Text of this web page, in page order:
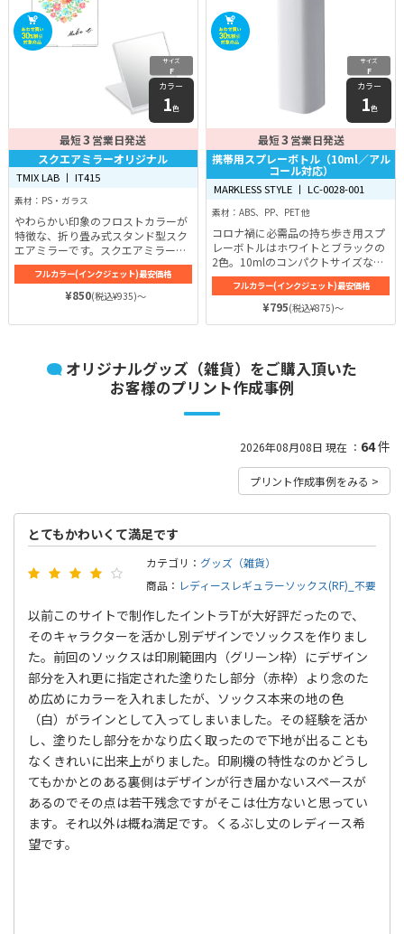
サイズ
F
カラー
1色
最短3 営業日発送
スクエアミラーオリジナル
TMIX LAB 丨 IT415
素材：PS・ガラス
やわらかい印象のフロストカラーが
特徴な、折り畳み式スタンド型スク
エアミラーです。スクエアミラーオ
リジナルのサイズ（折り畳み時）は
幅約92mm、高さ約115mm。カラ
ーは人気でプリントが映えるホワイ
フルカラー(インクジェット)最安価格
¥850(税込¥935)～
サイズ
F
カラー
1色
最短3 営業日発送
携帯用スプレーボトル（10ml／アル
コール対応）
MARKLESS STYLE 丨 LC-0028-001
素材：ABS、PP、PET 他
コロナ禍に必需品の持ち歩き用スプ
レーボトルはホワイトとブラックの
2色。10mlのコンパクトサイズなの
で持ち運びにも便利です。
フルカラー(インクジェット)最安価格
¥795(税込¥875)～
オリジナルグッズ（雑貨）をご購入頂いた
お客様のプリント作成事例
2026年08月08日 現在 ： 64件
プリント作成事例をみる >
とてもかわいくて満足です
カテゴリ： グッズ（雑貨）
商品： レディースレギュラーソックス(RF)_不要
以前このサイトで制作したイントラTが大好評だったので、
そのキャラクターを活かし別デザインでソックスを作りまし
た。前回のソックスは印刷範囲内（グリーン枠）にデザイン
部分を入れ更に指定された塗りたし部分（赤枠）より念のた
め広めにカラーを入れましたが、ソックス本来の地の色
（白）がラインとして入ってしまいました。その経験を活か
し、塗りたし部分をかなり広く取ったので下地が出ることも
なくきれいに出来上がりました。印刷機の特性なのかどうし
てもかかとのある裏側はデザインが行き届かないスペースが
あるのでその点は若干残念ですがそこは仕方ないと思ってい
ます。それ以外は概ね満足です。くるぶし丈のレディース希
望です。